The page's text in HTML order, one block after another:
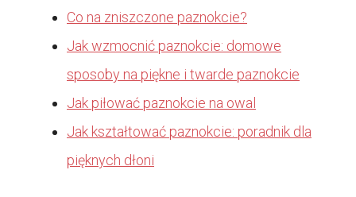
Co na zniszczone paznokcie?
Jak wzmocnić paznokcie: domowe
sposoby na piękne i twarde paznokcie
Jak piłować paznokcie na owal
Jak kształtować paznokcie: poradnik dla
pięknych dłoni